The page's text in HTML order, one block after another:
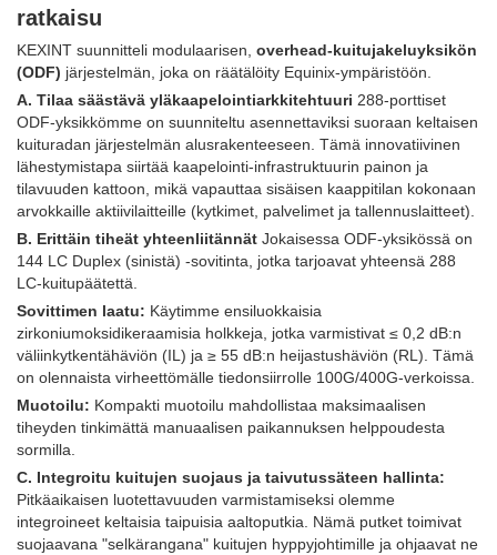
ratkaisu
KEXINT suunnitteli modulaarisen, overhead-kuitujakeluyksikön
(ODF) järjestelmän, joka on räätälöity Equinix-ympäristöön.
A. Tilaa säästävä yläkaapelointiarkkitehtuuri 288-porttiset
ODF-yksikkömme on suunniteltu asennettaviksi suoraan keltaisen
kuituradan järjestelmän alusrakenteeseen. Tämä innovatiivinen
lähestymistapa siirtää kaapelointi-infrastruktuurin painon ja
tilavuuden kattoon, mikä vapauttaa sisäisen kaappitilan kokonaan
arvokkaille aktiivilaitteille (kytkimet, palvelimet ja tallennuslaitteet).
B. Erittäin tiheät yhteenliitännät Jokaisessa ODF-yksikössä on
144 LC Duplex (sinistä) -sovitinta, jotka tarjoavat yhteensä 288
LC-kuitupäätettä.
Sovittimen laatu: Käytimme ensiluokkaisia ​​
zirkoniumoksidikeraamisia holkkeja, jotka varmistivat ≤ 0,2 dB:n
väliinkytkentähäviön (IL) ja ≥ 55 dB:n heijastushäviön (RL). Tämä
on olennaista virheettömälle tiedonsiirrolle 100G/400G-verkoissa.
Muotoilu: Kompakti muotoilu mahdollistaa maksimaalisen
tiheyden tinkimättä manuaalisen paikannuksen helppoudesta
sormilla.
C. Integroitu kuitujen suojaus ja taivutussäteen hallinta:
Pitkäaikaisen luotettavuuden varmistamiseksi olemme
integroineet keltaisia ​​taipuisia aaltoputkia. Nämä putket toimivat
suojaavana "selkärangana" kuitujen hyppyjohtimille ja ohjaavat ne